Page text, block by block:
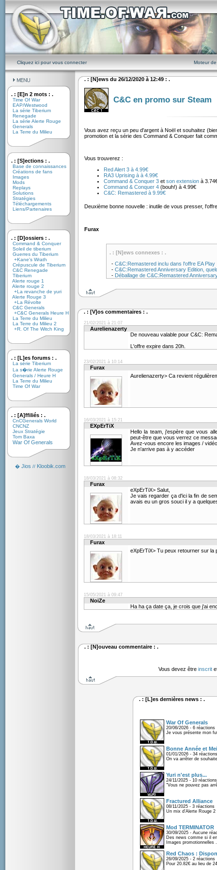
Cliquez ici pour vous connecter Moteur
. : [E]n 2 mots : .
Time Of War
EAP/Westwood
La série Tiberium
Renegade
La série Alerte Rouge
Generals
La Terre du Milieu
. : [S]ections : .
Base de connaissances
Créations de fans
Images
Mods
Replays
Solutions
Stratégies
Téléchargements
Liens/Partenaires
. : [D]ossiers : .
Command & Conquer
Soleil de tiberium
Guerres du Tiberium
+Kane's Wrath
Crépuscule de Tiberium
C&C Renegade
Tiberium
Alerte rouge 1
Alerte rouge 2
+La revanche de yuri
Alerte Rouge 3
+La Révolte
C&C Generals
+C&C Generals Heure H
La Terre du Milieu
La Terre du Milieu 2
+R. Of The Witch King
. : [L]es forums : .
La série Tiberium
La s�rie Alerte Rouge
Generals / Heure H
La Terre du Milieu
Time Of War
. : [A]ffiliés : .
CnCGenerals World
CNCNZ
Jeux Stratégie
Tom Baxa
War Of Generals
� Jios // Kloobik.com
. : [N]ews du 26/12/2020 à 12:49 : .
C&C en promo sur Steam
Vous avez reçu un peu d'argent à Noël et souhaitez
promotion et la série des Command & Conquer fait
Vous trouverez :
Red Alert 3 à 4.99€
RA3 Uprising à à 4.99€
Command & Conquer 3 et son extensionà
Command & Conquer 4 (bouh!) à 4.99€
C&C: Remastered à 9.99€
Deuxième bonne nouvelle : inutile de vous presser,
Furax
. : [N]ews connexes : .
- C&C:Remastered inclu dans l'offre EA Play
- C&C:Remastered Anniversary Edition,
- Déballage de C&C:Remastered
. : [V]os commentaires : .
21/02/2021 à 21:07
Aurelienazerty
De nouveau valable pour C&C:
L'offre expire dans 20h.
23/02/2021 à 10:14
Furax
Aurelienazerty> Ca revient
16/03/2021 à 15:21
EXpErTiX
Hello la team, j'espère que vous
peut-être que vous verrez ce
Avez-vous encore les images /
Je n'arrive pas à y accéder
18/03/2021 à 08:32
Furax
eXpErTiX> Salut,
Je vais regarder ça d'ici la fin de
avais eu un gros souci il y a
18/03/2021 à 18:11
Furax
eXpErTiX> Tu peux retourner sur la
15/05/2021 à 09:47
NoiZe
Ha ha ça date ça, je crois que j'ai
. : [N]ouveau commentaire : .
Vous devez être inscrit
. : [L]es dernières news : .
War Of Generals
20/06/2026 - 6 réactions
Je vous présente mon
Bonne Année et
01/01/2026 - 34 réactions
On va arrêter de
Yuri n'est plus...
24/11/2025 - 10 réactions
"Vous ne pouvez pas
Fractured Alliance
08/11/2025 - 3 réactions
Un mix d'Alerte Rouge
Mod TERMINATOR
30/09/2025 - Aucune
Des news comme si il
Images promotionnelles .
Red Chaos :
26/09/2025 - 2 réactions
Pour 20.82€ au lieu de